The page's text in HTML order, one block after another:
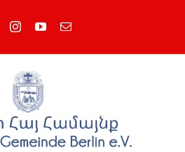
FacebookInstagramYouTube
E-